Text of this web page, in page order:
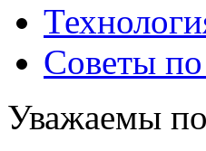
Советы по
Уважаемы